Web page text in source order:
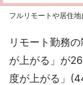
フルリモートや居住
リモート勤務
が上がる」が
度が上がる」